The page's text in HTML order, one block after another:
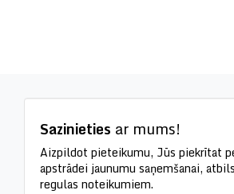
Sazinieties ar mums!
Aizpildot pieteikumu, Jūs piekrītat
apstrādei jaunumu saņemšanai,
regulas noteikumiem.